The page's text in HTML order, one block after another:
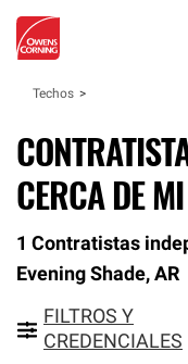
Techos
CERCA DE
1 Contratistas
Evening Shade, AR
FILTROS Y
CREDENCIALES